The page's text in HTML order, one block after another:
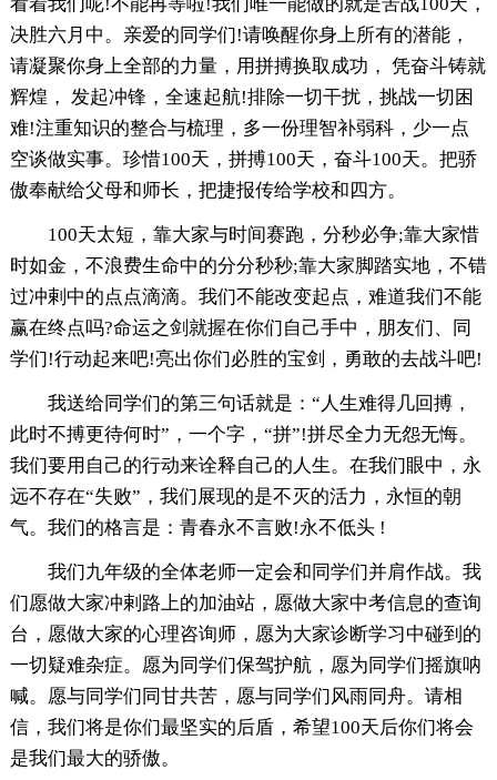
决胜六月中。亲爱的同学们!请唤醒你身上所有的潜能，
请凝聚你身上全部的力量，用拼搏换取成功， 凭奋斗铸就
辉煌， 发起冲锋，全速起航!排除一切干扰，挑战一切困
难!注重知识的整合与梳理，多一份理智补弱科，少一点
空谈做实事。珍惜100天，拼搏100天，奋斗100天。把骄
傲奉献给父母和师长，把捷报传给学校和四方。
100天太短，靠大家与时间赛跑，分秒必争;靠大家惜
时如金，不浪费生命中的分分秒秒;靠大家脚踏实地，不错
过冲剌中的点点滴滴。我们不能改变起点，难道我们不能
赢在终点吗?命运之剑就握在你们自己手中，朋友们、同
学们!行动起来吧!亮出你们必胜的宝剑，勇敢的去战斗吧!
我送给同学们的第三句话就是：“人生难得几回搏，
此时不搏更待何时”，一个字，“拼”!拼尽全力无怨无悔。
我们要用自己的行动来诠释自己的人生。在我们眼中，永
远不存在“失败”，我们展现的是不灭的活力，永恒的朝
气。我们的格言是：青春永不言败!永不低头 !
我们九年级的全体老师一定会和同学们并肩作战。我
们愿做大家冲剌路上的加油站，愿做大家中考信息的查询
台，愿做大家的心理咨询师，愿为大家诊断学习中碰到的
一切疑难杂症。愿为同学们保驾护航，愿为同学们摇旗呐
喊。愿与同学们同甘共苦，愿与同学们风雨同舟。请相
信，我们将是你们最坚实的后盾，希望100天后你们将会
是我们最大的骄傲。